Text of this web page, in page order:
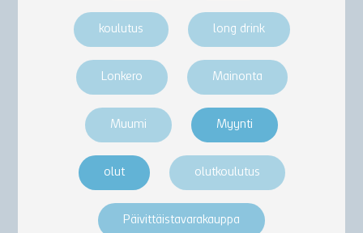
koulutus long drink
Lonkero Mainonta
Muumi Myynti
olut olutkoulutus
Päivittäistavarakauppa